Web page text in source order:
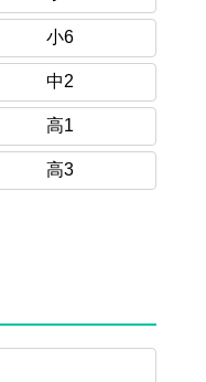
小6
中2
高1
高3